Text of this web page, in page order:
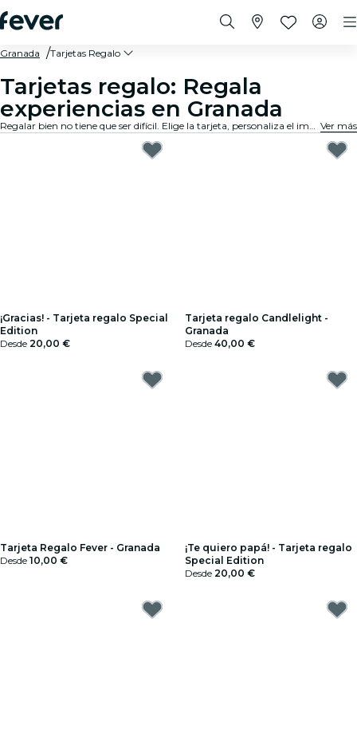
Granada Tarjetas Regalo
Tarjetas regalo: Regala
experiencias en Granada
Regalar bien no tiene que ser difícil. Elige la tarjeta, personaliza el importe y regala una experiencia que de verdad van a recordar. Rápido, flexible y sin margen de error. Ver más
¡Gracias! - Tarjeta regalo Special
Edition
Desde 20,00 €
Tarjeta regalo Candlelight -
Granada
Desde 40,00 €
Tarjeta Regalo Fever - Granada
Desde 10,00 €
¡Te quiero papá! - Tarjeta regalo
Special Edition
Desde 20,00 €